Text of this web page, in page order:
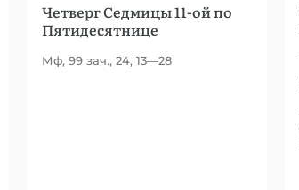
Четверг Седмицы 11-ой по
Пятидесятнице
Мф, 99 зач., 24, 13—28